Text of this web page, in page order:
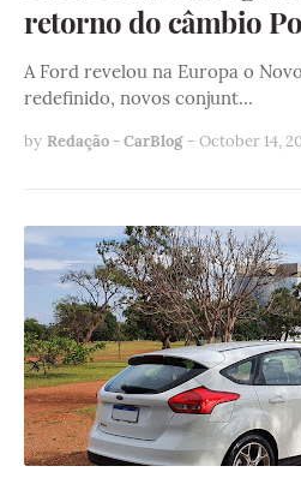
retorno do câmbio
A Ford revelou na Europa o
redefinido, novos conjunt…
by Redação - CarBlog - October 14,